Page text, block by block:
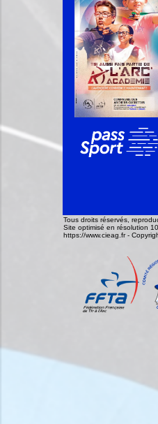
Tous droits réservés,
Site optimisé en résolution
https://www.cieag.fr -